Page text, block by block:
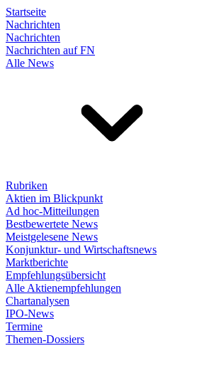
Startseite
Nachrichten
Nachrichten
Nachrichten auf FN
Alle News
Rubriken
Aktien im Blickpunkt
Ad hoc-Mitteilungen
Bestbewertete News
Meistgelesene News
Konjunktur- und Wirtschaftsnews
Marktberichte
Empfehlungsübersicht
Alle Aktienempfehlungen
Chartanalysen
IPO-News
Termine
Themen-Dossiers